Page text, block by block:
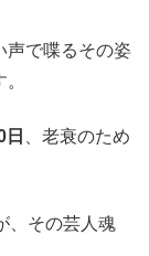
声で喋るその姿
、老衰のため
、その芸人魂